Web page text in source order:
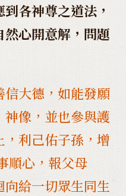
各神尊之道法，
心開意解，問題
大德，如能發願
像，並也參與護
利己佑子孫，增
順心，報父母
給一切眾生同生